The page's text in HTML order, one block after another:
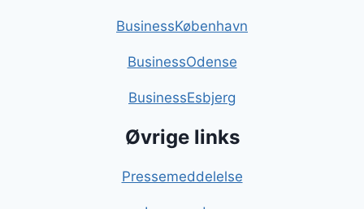
BusinessKøbenhavn
BusinessOdense
BusinessEsbjerg
Øvrige links
Pressemeddelelse